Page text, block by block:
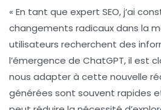
« En tant que expert SEO, j’ai
changements radicaux dans la
utilisateurs recherchent des
l’émergence de ChatGPT, il est
nous adapter à cette nouvelle
générées sont souvent rapides